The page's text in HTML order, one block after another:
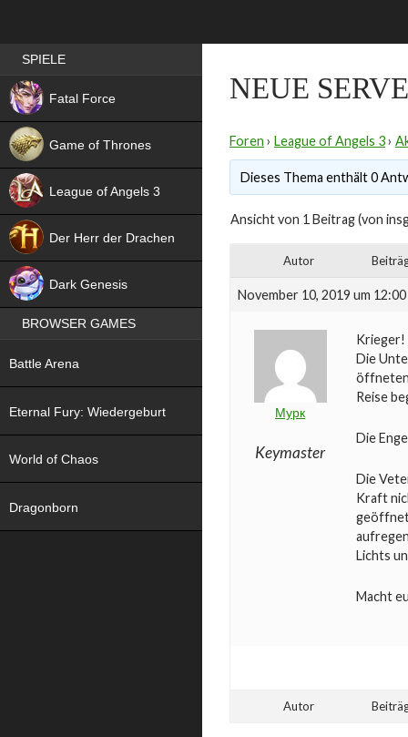
NEUE
Foren › League of Angels 3›
Dieses Thema enthält 0
Ansicht von 1 Beitrag (von
Autor
November 10, 2019 um 12:00
Мурк
Keymaster
Krieger!
Die
öffneten
Reise
Die
Die
Kraft
geöffnet
Lichts
Macht
Autor
Best RPG games in Germany
SPIELE
Fatal Force
Game of Thrones
League of Angels 3
Der Herr der Drachen
Dark Genesis
BROWSER GAMES
Battle Arena
Eternal Fury: Wiedergeburt
World of Chaos
Dragonborn